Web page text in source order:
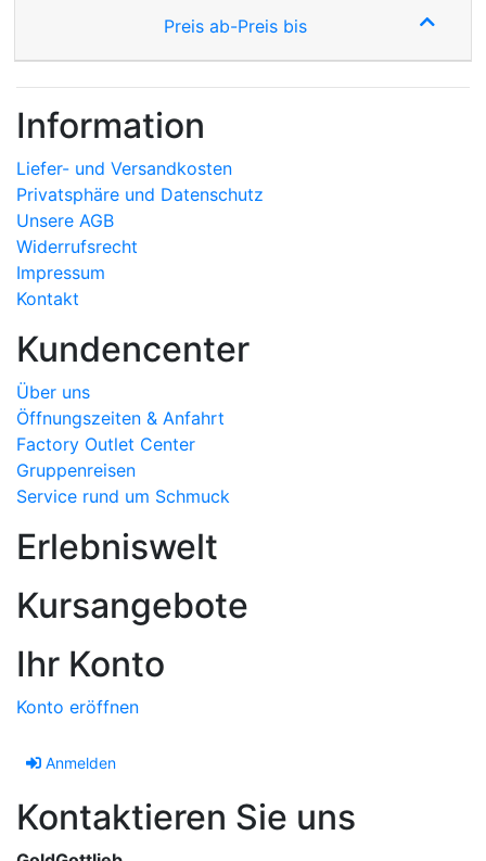
Preis ab-Preis bis
Information
Liefer- und Versandkosten
Privatsphäre und Datenschutz
Unsere AGB
Widerrufsrecht
Impressum
Kontakt
Kundencenter
Über uns
Öffnungszeiten & Anfahrt
Factory Outlet Center
Gruppenreisen
Service rund um Schmuck
Erlebniswelt
Kursangebote
Ihr Konto
Konto eröffnen
Anmelden
Kontaktieren Sie uns